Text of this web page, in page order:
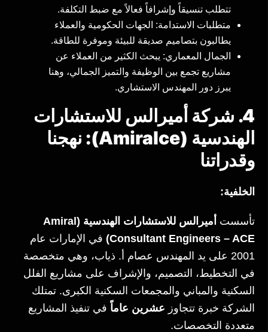
تتطلب تنسيقاً وإشرافاً فعالاً مع ضبط التكلفة.
متطلبات الاستدامة: الجهات الحكومية والعملاء
يطالبون بتصاميم صديقة للبيئة وموفرة للطاقة.
الجمال المعماري: يبحث الكثير من العملاء عن
مشاريع تجمع بين الوظيفة والتميز الجمالي، وهنا
يبرز دور المهندس الاستشاري.
4. شركة أميرالس للاستشارات
الهندسية (Amiralce): نهجنا
وقدراتنا
الخلفية:
تأسست
أميرالس للاستشارات الهندسية (Amiral
Consultant Engineers – ACE) في الإمارات عام
2001 على يد المهندس عصام أ. ذياب، وهي متخصصة
في التخطيط، التصميم، والإشراف على مشاريع الفلل
السكنية والمباني والمجمعات السكنية الكبرى. تمتلك
الشركة خبرة تتجاوز عشرين عاماً في تنفيذ المشاريع
متعددة التخصصات.